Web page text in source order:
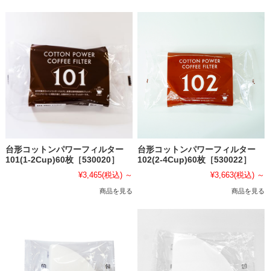
台形コットンパワーフィルター
101(1-2Cup)60枚［530020］
¥3,465(税込) ～
商品を見る
台形コットンパワーフィルター
102(2-4Cup)60枚［530022］
¥3,663(税込) ～
商品を見る